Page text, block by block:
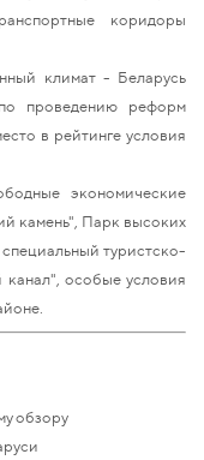
коридоры
климат - Беларусь
проведению реформ
в рейтинге условия
экономические
камень", Парк высоких
туристско-
канал", особые условия
обзору